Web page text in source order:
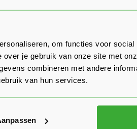
om functies voor
je gebruik van onze site met
combineren met andere
van hun services.